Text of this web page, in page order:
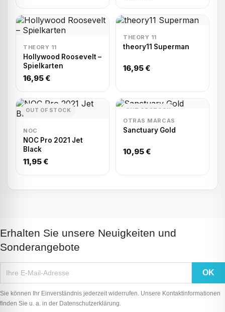
THEORY 11
Hollywood Roosevelt –
Spielkarten
16,95 €
THEORY 11
theory11 Superman
16,95 €
OUT OF STOCK
NOC
NOC Pro 2021 Jet
Black
11,95 €
OUT OF STOCK
OTRAS MARCAS
Sanctuary Gold
10,95 €
Erhalten Sie unsere Neuigkeiten und
Sonderangebote
Sie können Ihr Einverständnis jederzeit widerrufen. Unsere Kontaktinformationen
finden Sie u. a. in der Datenschutzerklärung.